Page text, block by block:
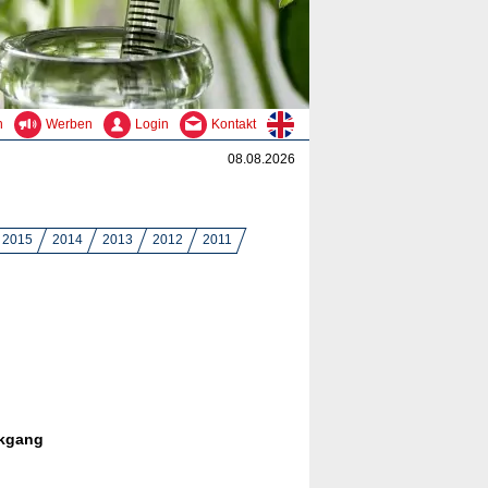
Werben Login Kontakt
08.08.2026
2015 2014 2013 2012 2011